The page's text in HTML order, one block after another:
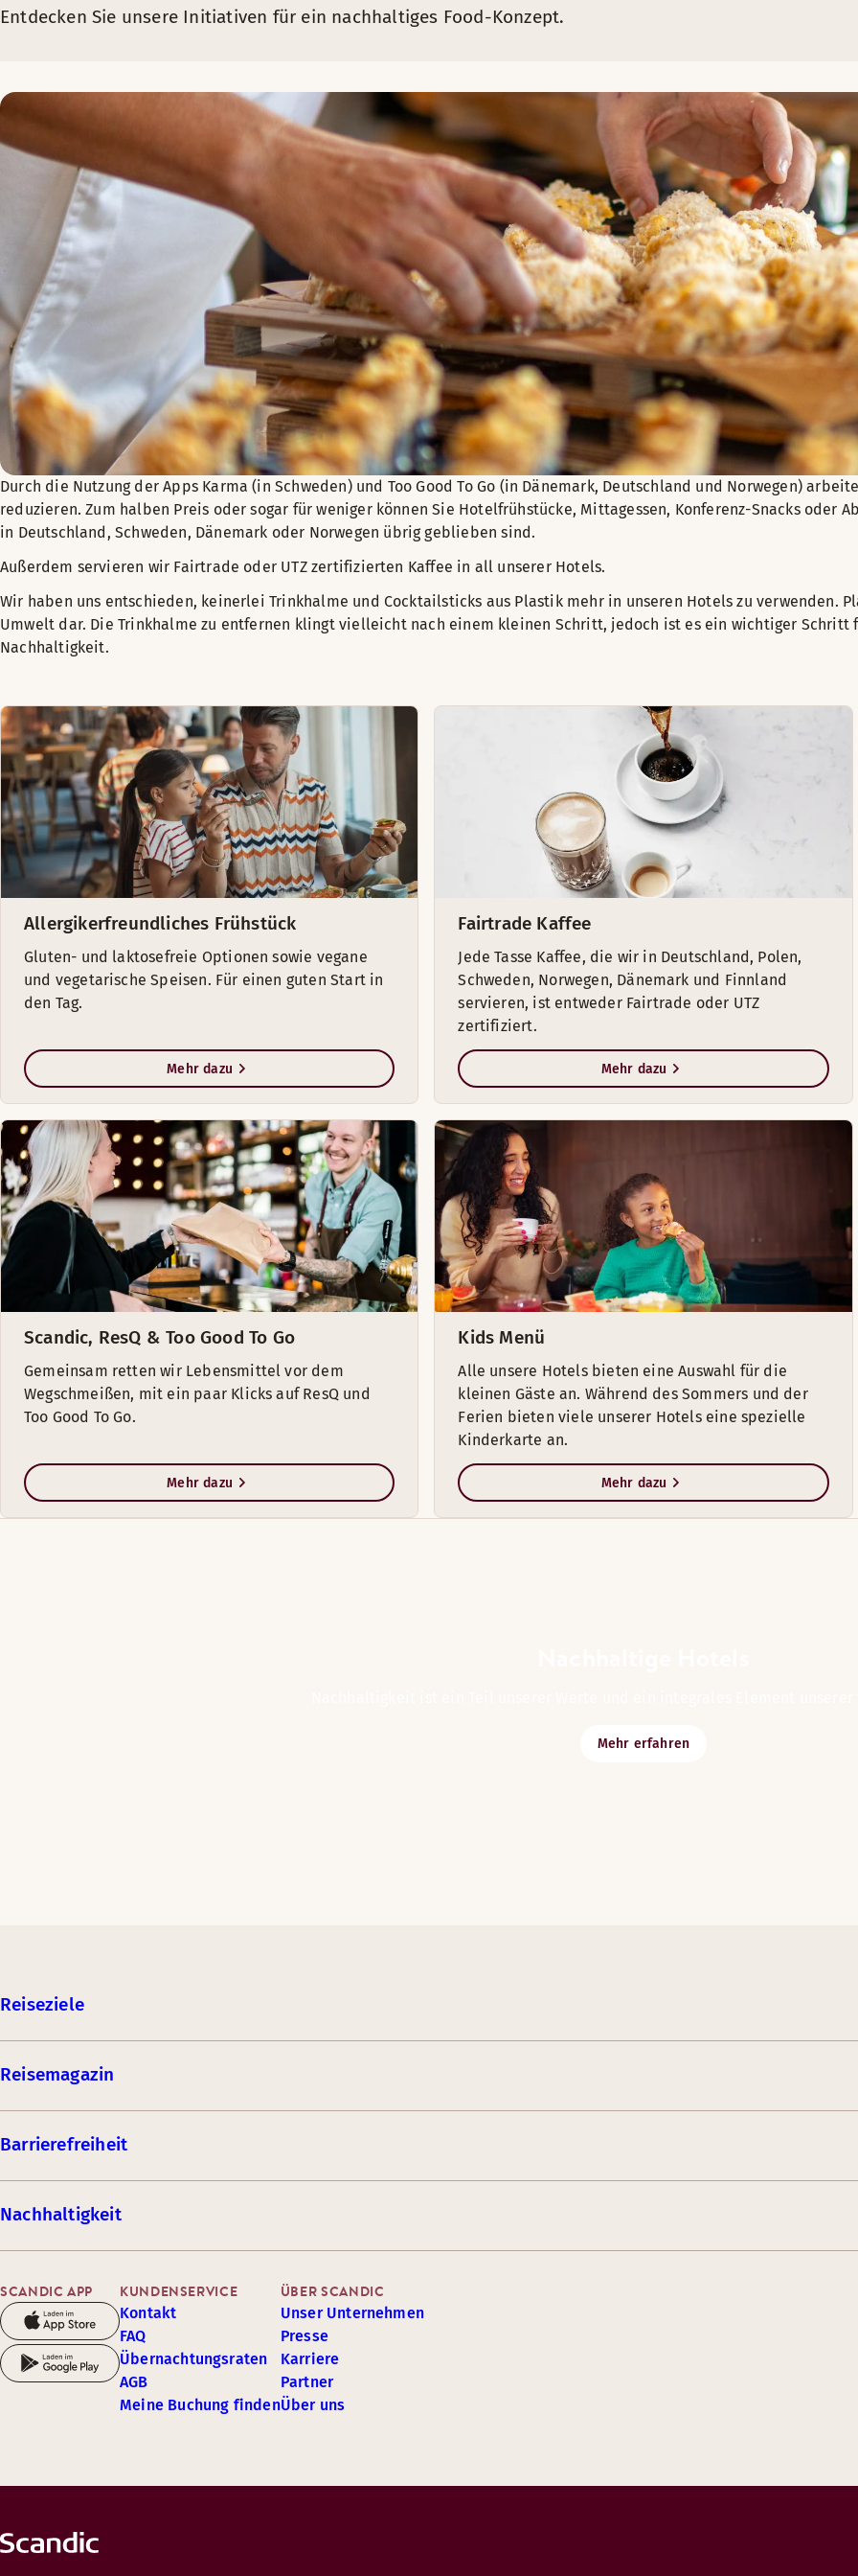
Entdecken Sie unsere Initiativen für ein nachhaltiges Food-Konzept.
Durch die Nutzung der Apps Karma (in Schweden) und Too Good To Go (in Dänemark, Deutschland und Norwegen)
reduzieren. Zum halben Preis oder sogar für weniger können Sie Hotelfrühstücke, Mittagessen, Konferenz-Snacks oder
in Deutschland, Schweden, Dänemark oder Norwegen übrig geblieben sind.
Außerdem servieren wir Fairtrade oder UTZ zertifizierten Kaffee in all unserer Hotels.
Wir haben uns entschieden, keinerlei Trinkhalme und Cocktailsticks aus Plastik mehr in unseren Hotels zu
Umwelt dar. Die Trinkhalme zu entfernen klingt vielleicht nach einem kleinen Schritt, jedoch ist es ein wichtiger
Nachhaltigkeit.
Allergikerfreundliches Frühstück
Gluten- und laktosefreie Optionen sowie vegane
und vegetarische Speisen. Für einen guten Start in
den Tag.
Mehr dazu
Fairtrade Kaffee
Jede Tasse Kaffee, die wir in Deutschland, Polen,
Schweden, Norwegen, Dänemark und Finnland
servieren, ist entweder Fairtrade oder UTZ
zertifiziert.
Mehr dazu
Niedrigfließende Toiletten, spezielle Duschköpfe und Waschbecken mit Sensoren an den Wasserhähnen
Völlig chemiefreie Reinigungsmethoden mit Dampf und Mikrofasertüchern Effiziente Waschmaschinen und
Wir messen unseren Wasserverbrauch
Seit 1996 messen wir den Wasserverbrauch in all unseren Hotels, einmal im Monat. Als wir mit dem Messen
Intelligentes Trinkwasser ohne Transport
Früher haben wir fast 4 Millionen Wasserflaschen in unsere Hotels transportiert. Jedes Jahr! Natürlich ist das nicht
Scandic, ResQ & Too Good To Go
Gemeinsam retten wir Lebensmittel vor dem
Wegschmeißen, mit ein paar Klicks auf ResQ und
Too Good To Go.
Mehr dazu
Kids Menü
Alle unsere Hotels bieten eine Auswahl für die
kleinen Gäste an. Während des Sommers und der
Ferien bieten viele unserer Hotels eine spezielle
Kinderkarte an.
Mehr dazu
Das vollständige Menü, bestehend aus 6 Gerichten, wird als Buffet oder als Gericht (je nach Hotel) serviert und ist in
Obwohl alle unsere Hotels für Familien großartig sind, gibt es einige Hotels, die sich stärker auf Kinder konzentrieren
Mehr erfahren
Reiseziele
Reisemagazin
Barrierefreiheit
Nachhaltigkeit
SCANDIC APP KUNDENSERVICE
Kontakt
FAQ
Übernachtungsraten
AGB
Meine Buchung finden
ÜBER SCANDIC
Unser Unternehmen
Presse
Karriere
Partner
Über uns